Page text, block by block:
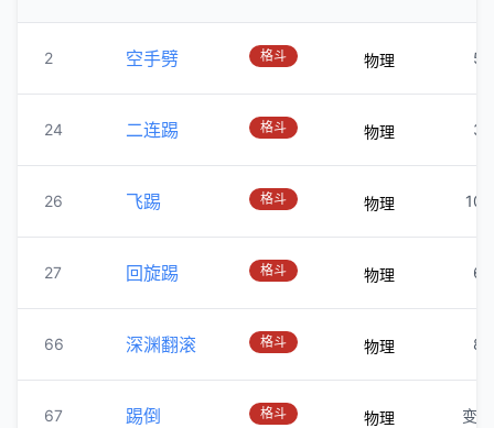
2 空手劈 格斗 物理 50
24 二连踢 格斗 物理 30
26 飞踢 格斗 物理 100
27 回旋踢 格斗 物理 60
66 深渊翻滚 格斗 物理 80
67 踢倒 格斗 物理 变化